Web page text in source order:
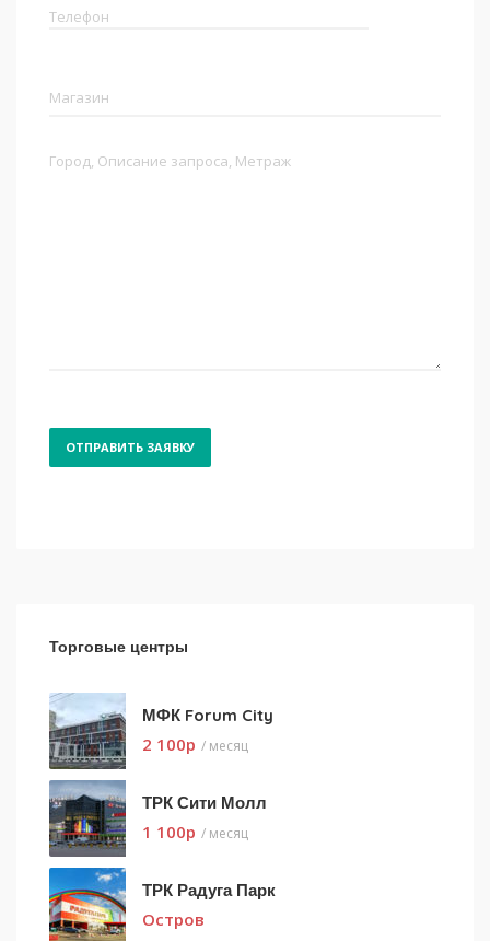
Торговые центры
МФК Forum City
2 100p / месяц
ТРК Сити Молл
1 100p / месяц
ТРК Радуга Парк
Остров